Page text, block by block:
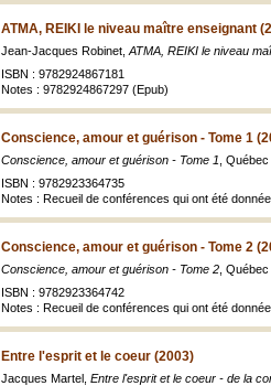
ATMA, REIKI le niveau maître enseignant
Jean-Jacques Robinet, ATMA, REIKI le niveau
ISBN : 9782924867181
Notes : 9782924867297 (Epub)
Conscience, amour et guérison - Tome 1
Conscience, amour et guérison - Tome 1 ,
ISBN : 9782923364735
Notes : Recueil de conférences qui ont été
Conscience, amour et guérison - Tome 2
Conscience, amour et guérison - Tome 2 ,
ISBN : 9782923364742
Notes : Recueil de conférences qui ont été
Entre l'esprit et le coeur (2003)
Jacques Martel, Entre l'esprit et le coeur - de la